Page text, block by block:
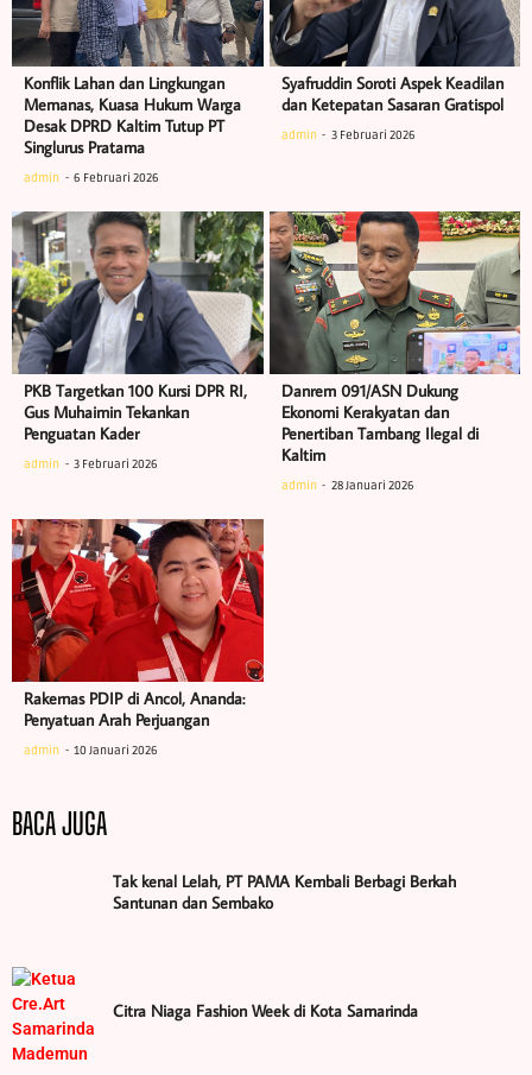
Konflik Lahan dan Lingkungan
Memanas, Kuasa Hukum Warga
Desak DPRD Kaltim Tutup PT
Singlurus Pratama
admin 6 Februari 2026
Syafruddin Soroti Aspek Keadilan
dan Ketepatan Sasaran Gratispol
admin 3 Februari 2026
PKB Targetkan 100 Kursi DPR RI,
Gus Muhaimin Tekankan
Penguatan Kader
admin 3 Februari 2026
Danrem 091/ASN Dukung
Ekonomi Kerakyatan dan
Penertiban Tambang Ilegal di
Kaltim
admin 28 Januari 2026
Rakernas PDIP di Ancol, Ananda:
Penyatuan Arah Perjuangan
admin 10 Januari 2026
BACA JUGA
Tak kenal Lelah, PT PAMA Kembali Berbagi Berkah
Santunan dan Sembako
Citra Niaga Fashion Week di Kota Samarinda